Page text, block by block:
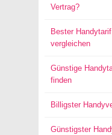
Vertrag?
Bester
vergleichen
Günstige
finden
Billigster
Günstigster